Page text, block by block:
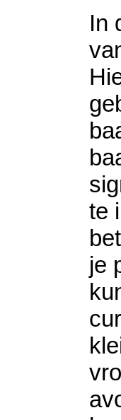
In
te
je